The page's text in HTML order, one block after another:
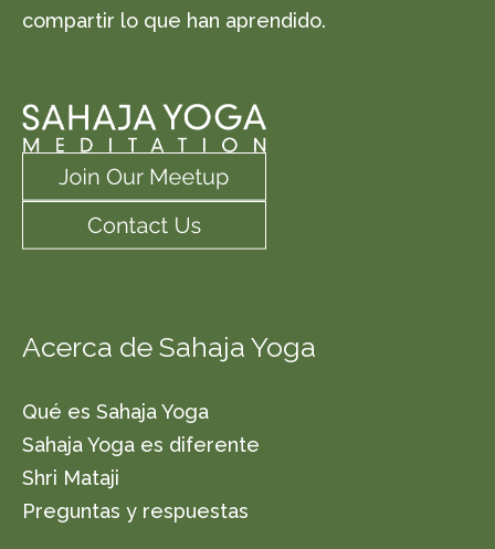
compartir lo que han aprendido.
Acerca de Sahaja Yoga
Qué es Sahaja Yoga
Sahaja Yoga es diferente
Shri Mataji
Preguntas y respuestas